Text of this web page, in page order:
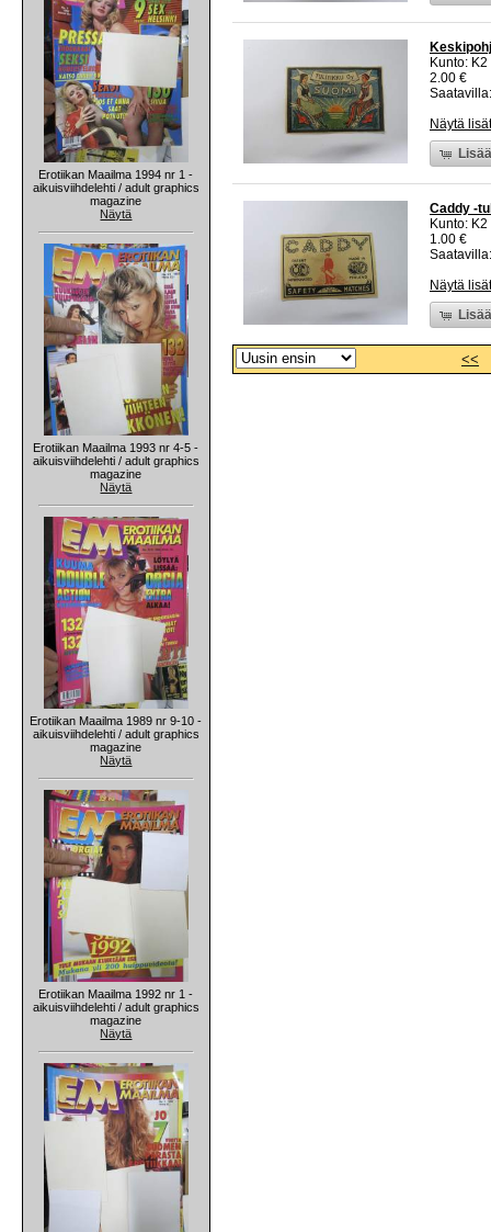
Erotiikan Maailma 1994 nr 1 -
aikuisviihdelehti / adult graphics
magazine
Näytä
Erotiikan Maailma 1993 nr 4-5 -
aikuisviihdelehti / adult graphics
magazine
Näytä
Erotiikan Maailma 1989 nr 9-10 -
aikuisviihdelehti / adult graphics
magazine
Näytä
Erotiikan Maailma 1992 nr 1 -
aikuisviihdelehti / adult graphics
magazine
Näytä
Kunto:
2.00 €
Näytä
Caddy -
Kunto:
1.00 €
Näytä
<<